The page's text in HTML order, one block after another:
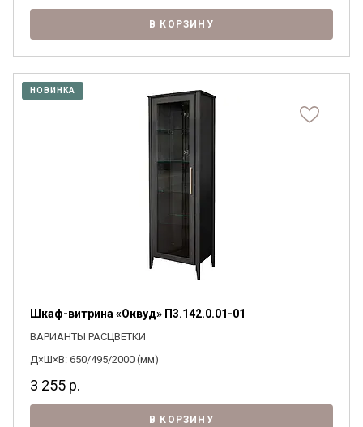
В КОРЗИНУ
НОВИНКА
Шкаф-витрина «Оквуд» П3.142.0.01-01
ВАРИАНТЫ РАСЦВЕТКИ
Д×Ш×В: 650/495/2000 (мм)
3 255 р.
В КОРЗИНУ